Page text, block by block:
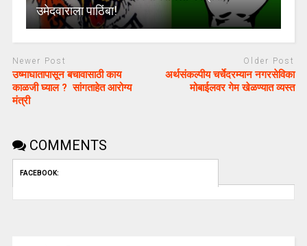
उमेदवाराला पाठिंबा!
Newer Post
उष्माघातापासून बचावासाठी काय
काळजी घ्याल ? सांगताहेत आरोग्य
मंत्री
Older Post
अर्थसंकल्पीय चर्चेदरम्यान नगरसेविका
मोबाईलवर गेम खेळण्यात व्यस्त
COMMENTS
FACEBOOK: